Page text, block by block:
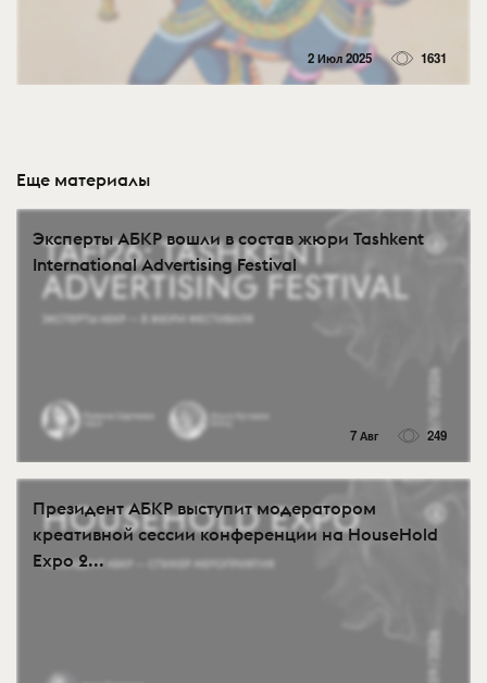
2 Июл 2025 1631
Еще материалы
Эксперты АБКР вошли в состав жюри Tashkent
International Advertising Festival
7 Авг 249
Президент АБКР выступит модератором
креативной сессии конференции на HouseHold
Expo 2...